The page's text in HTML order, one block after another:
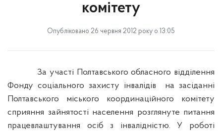
комітету
Опубліковано 26 червня 2012 року о 13:05
За участі Полтавського обласного відділення
Фонду соціального захисту інвалідів
на засіданні
Полтавського міського координаційного комітету
сприяння зайнятості населення розглянуте питання
працевлаштування осіб з інвалідністю. У роботі